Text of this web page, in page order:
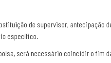
de supervisor, antecipação
específico.
será necessário coincidir o fim